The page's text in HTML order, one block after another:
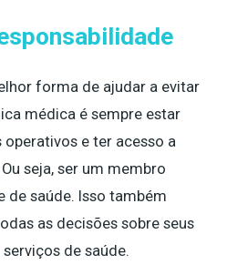
forma de ajudar a evitar
médica é sempre estar
e ter acesso a
seja, ser um membro
de saúde. Isso também
as decisões sobre seus
de saúde.